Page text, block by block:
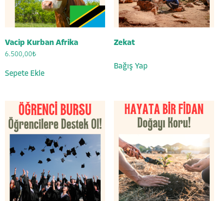
Vacip Kurban Afrika
6.500,00₺
Sepete Ekle
Zekat
Bağış Yap